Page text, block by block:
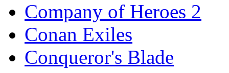
Company of Heroes 2
Conan Exiles
Conqueror's Blade